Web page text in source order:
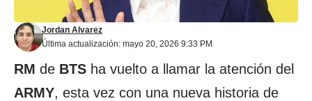
Última actualización: mayo 20, 2026 9:33 PM
Jordan Alvarez
RM de BTS ha vuelto a llamar la atención del
ARMY, esta vez con una nueva historia de